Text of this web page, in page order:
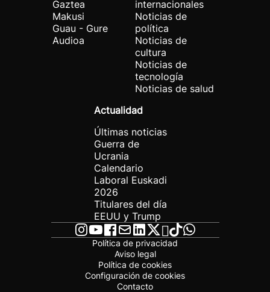
Gaztea
Makusi
Guau - Gure
Audioa
internacionales
Noticias de
política
Noticias de
cultura
Noticias de
tecnología
Noticias de salud
Actualidad
Últimas noticias
Guerra de
Ucrania
Calendario
Laboral Euskadi
2026
Titulares del día
EEUU y Trump
Política de privacidad
Aviso legal
Política de cookies
Configuración de cookies
Contacto